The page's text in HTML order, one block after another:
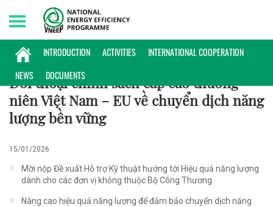
INTRODUCTION ACTIVITIES
INTERNATIONAL COOPERATION
NEWS
DOCUMENTS
Saturday, 08/08/2026 | 21:26 GMT+7
HỢP TÁC QUỐC TẾ
Đối thoại chính sách cấp cao thường
niên Việt Nam – EU về chuyển dịch năng
lượng bền vững
15/01/2026
Mời nộp Đề xuất Hỗ trợ Kỹ thuật hướng tới Hiệu quả năng lượng
dành cho các đơn vị không thuộc Bộ Công Thương
Nâng cao hiệu quả năng lượng để đảm bảo chuyển dịch năng